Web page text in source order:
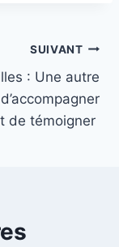
SUIVANT
: Une autre
de témoigner